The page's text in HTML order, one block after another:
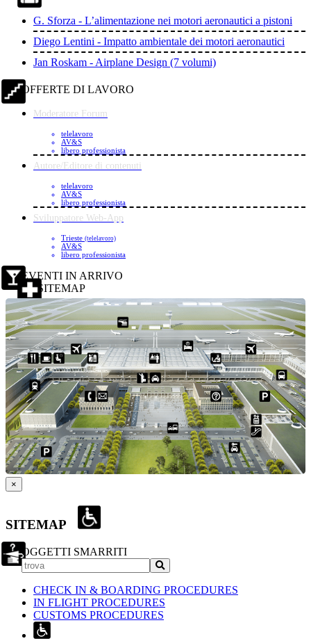
G. Sforza - L’alimentazione nei motori aeronautici a pistoni
Diego Lentini - Impatto ambientale dei motori aeronautici
Jan Roskam - Airplane Design (7 volumi)
OFFERTE DI LAVORO
Moderatore Forum
telelavoro
AV&S
libero professionista
Autore/Editore di contenuti
telelavoro
AV&S
libero professionista
Sviluppatore Web-App
Trieste (telelavoro)
AV&S
libero professionista
EVENTI IN ARRIVO
SITEMAP
×
SITEMAP
OGGETTI SMARRITI
CHECK IN & BOARDING PROCEDURES
IN FLIGHT PROCEDURES
CUSTOMS PROCEDURES